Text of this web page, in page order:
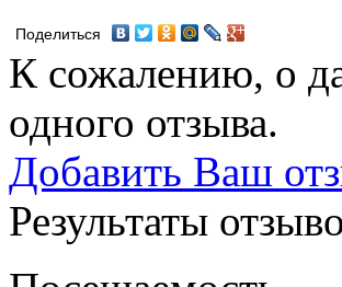
Поделиться
К сожалению, о
одного отзыва.
Добавить Ваш
Результаты